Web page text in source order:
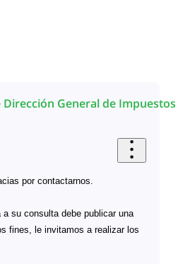
Dirección General de
por contactarnos.
su consulta debe publicar una
fines, le invitamos a realizar los